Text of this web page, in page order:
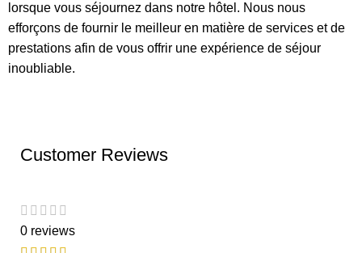
lorsque vous séjournez dans notre hôtel. Nous nous
efforçons de fournir le meilleur en matière de services et de
prestations afin de vous offrir une expérience de séjour
inoubliable.
Customer Reviews
0 reviews